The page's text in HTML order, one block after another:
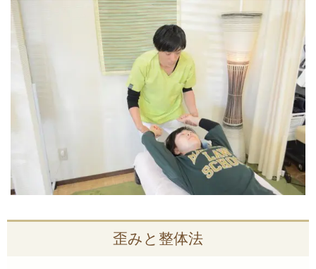
歪みと整体法